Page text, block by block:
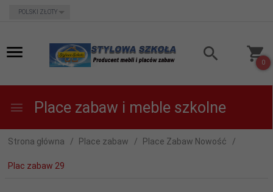
currency_h
POLSKI ZŁOTY
0
Place zabaw i meble szkolne
Strona główna Place zabaw Place Zabaw Nowość
Plac zabaw 29